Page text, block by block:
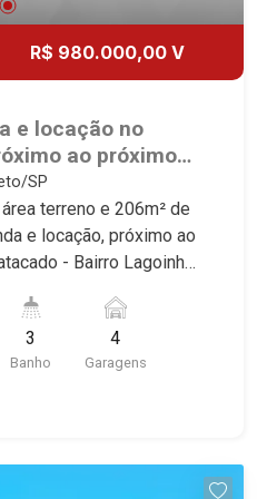
R$ 980.000,00 V
e locação no
ao próximo
- Ribeirão
SP
terreno e 206m² de
e locação, próximo ao
- Bairro Lagoinha,
Imobiliária
- 4 dormitórios sendo
- Corredor lateral -
3
Banho
4
Garagens